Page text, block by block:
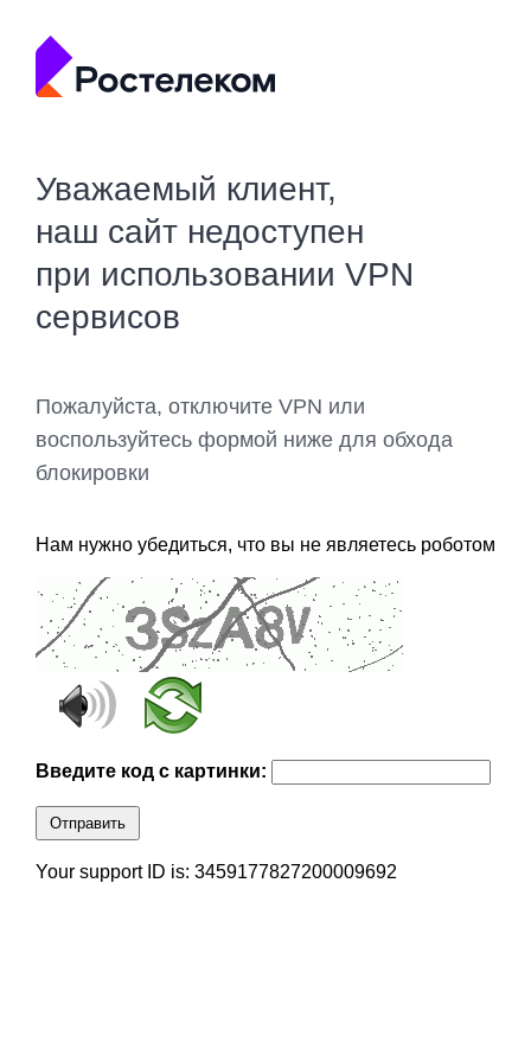
Уважаемый клиент,
наш сайт недоступен
при использовании VPN
сервисов
Пожалуйста, отключите VPN или
воспользуйтесь формой ниже для обхода
блокировки
Нам нужно убедиться, что вы не являетесь роботом
Введите код с картинки:
Отправить
Your support ID is: 3459177827200009692